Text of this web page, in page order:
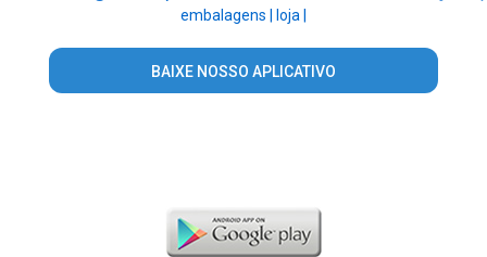
embalagens | loja |
BAIXE NOSSO APLICATIVO